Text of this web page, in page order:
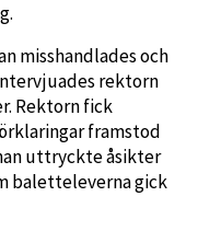
misshandlades och
rektorn
Rektorn fick
framstod
uttryckte åsikter
baletteleverna gick